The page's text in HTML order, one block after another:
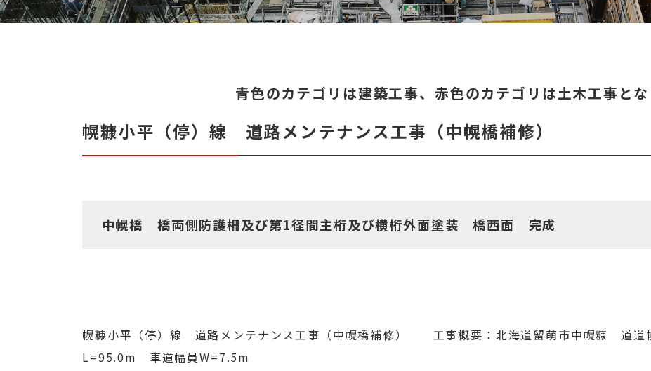
青色のカテゴリは建築工事、赤色のカテゴリは土木工事とな
幌糠小平（停）線 道路メンテナンス工事（中幌橋補修）
中幌橋 橋両側防護柵及び第1径間主桁及び横桁外面塗装 橋西面 完成
幌糠小平（停）線 道路メンテナンス工事（中幌橋補修） 工事概要：北海道留萌市中幌糠 道
L=95.0m 車道幅員W=7.5m